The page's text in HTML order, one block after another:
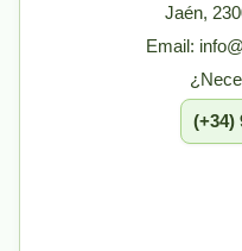
Jaén,
Email:
(+34)